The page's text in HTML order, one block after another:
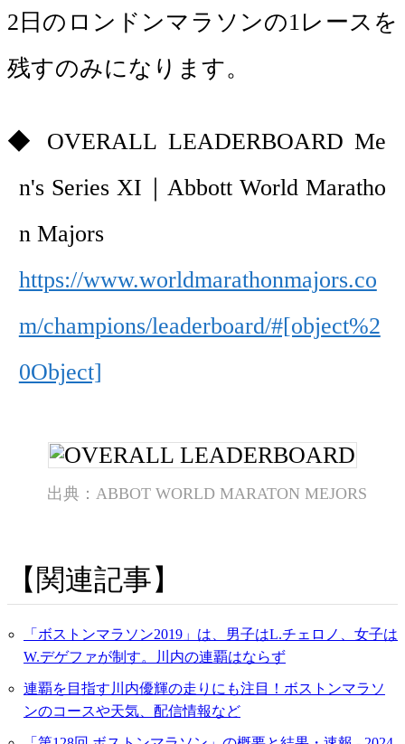
2日のロンドンマラソンの1レースを
残すのみになります。
OVERALL LEADERBOARD Me
n's Series XI｜Abbott World Maratho
n Majors
https://www.worldmarathonmajors.co
m/champions/leaderboard/#[object%2
0Object]
ABBOT WORLD MARATON MEJORS
関連記事
「ボストンマラソン2019」は、男子はL.チェロノ、女子は
W.デゲファが制す。川内の連覇はならず
連覇を目指す川内優輝の走りにも注目！ボストンマラソ
ンのコースや天気、配信情報など